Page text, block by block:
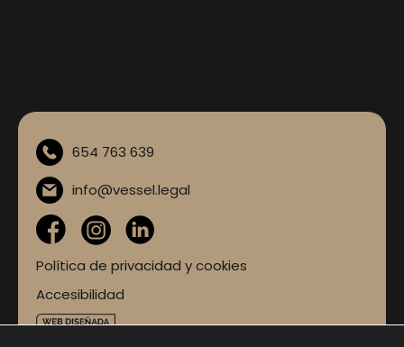
654 763 639
info@vessel.legal
Política de privacidad y cookies
Accesibilidad